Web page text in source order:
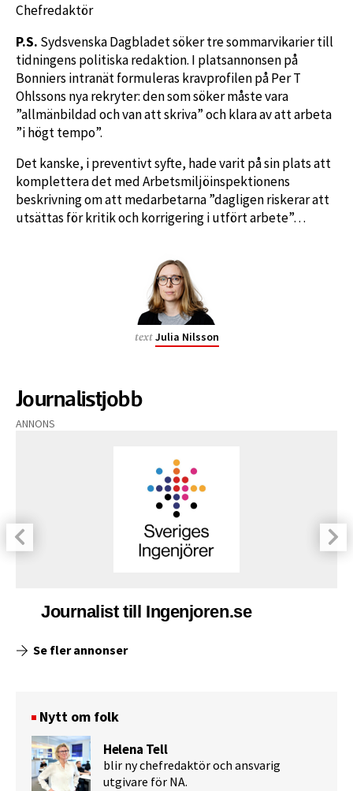
Chefredaktör
P.S. Sydsvenska Dagbladet söker tre sommarvikarier till
tidningens politiska redaktion. I platsannonsen på
Bonniers intranät formuleras kravprofilen på Per T
Ohlssons nya rekryter: den som söker måste vara
”allmänbildad och van att skriva” och klara av att arbeta
”i högt tempo”.
Det kanske, i preventivt syfte, hade varit på sin plats att
komplettera det med Arbetsmiljöinspektionens
beskrivning om att medarbetarna ”dagligen riskerar att
utsättas för kritik och korrigering i utfört arbete”…
text Julia Nilsson
Journalistjobb
ANNONS
Journalist till Ingenjoren.se
Se fler annonser
Nytt om folk
Helena Tell
blir ny chefredaktör och ansvarig
utgivare för NA.